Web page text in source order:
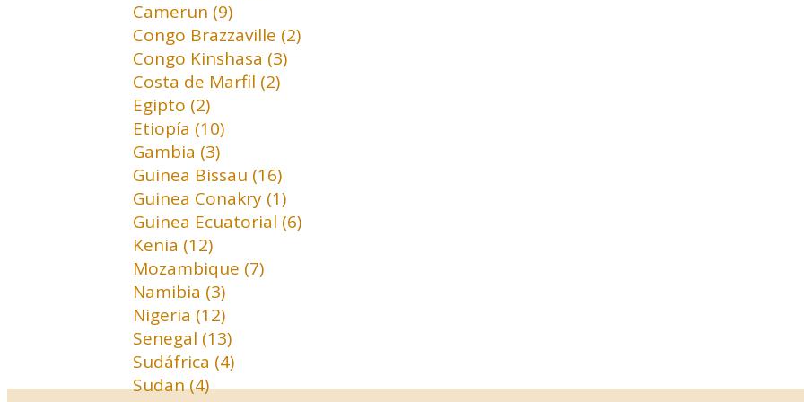
Camerun (9)
Congo Brazzaville (2)
Congo Kinshasa (3)
Costa de Marfil (2)
Egipto (2)
Etiopía (10)
Gambia (3)
Guinea Bissau (16)
Guinea Conakry (1)
Guinea Ecuatorial (6)
Kenia (12)
Mozambique (7)
Namibia (3)
Nigeria (12)
Senegal (13)
Sudáfrica (4)
Sudan (4)